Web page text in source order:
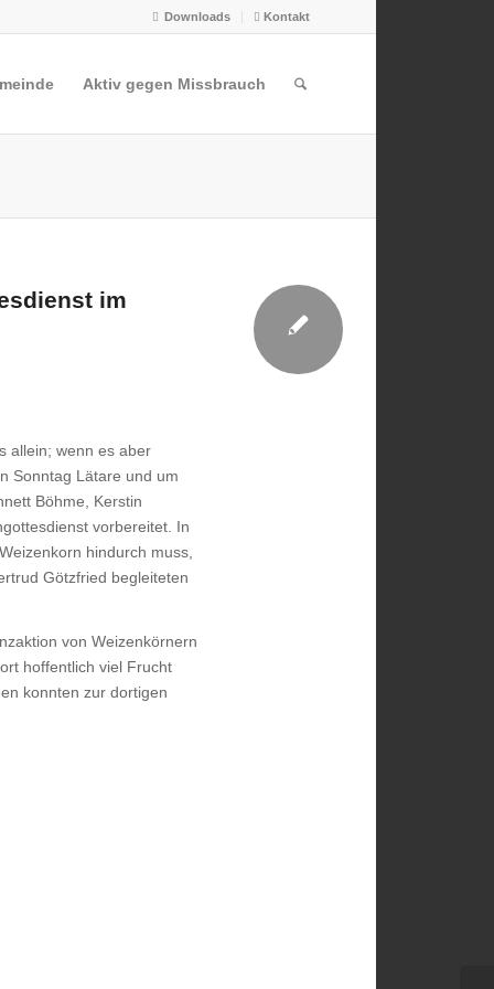
Downloads Kontakt
Aktiv gegen Missbrauch
im
allein; wenn es aber
Sonntag Lätare und um
Böhme, Kerstin
vorbereitet. In
hindurch muss,
Götzfried begleiteten
von Weizenkörnern
hoffentlich viel Frucht
konnten zur dortigen